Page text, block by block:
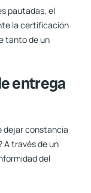
pautadas, el
la certificación
tanto de un
entrega
dejar constancia
A través de un
del